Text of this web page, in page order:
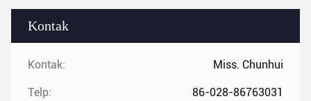
Kontak
Kontak: Miss. Chunhui
Telp: 86-028-86763031